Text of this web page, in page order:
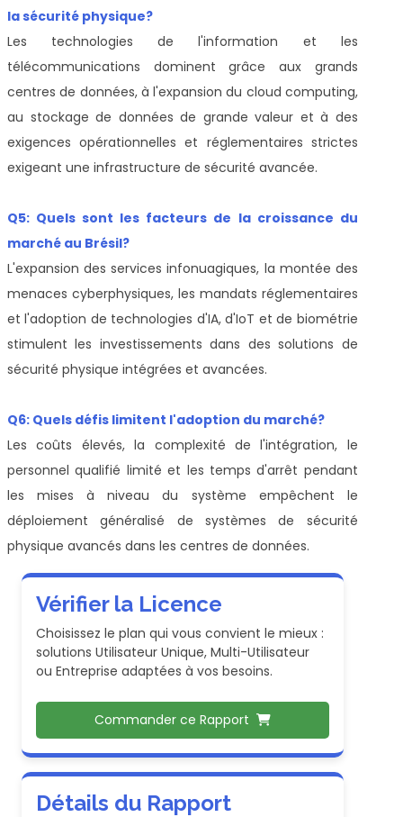
la sécurité physique?
Les technologies de l'information et les
télécommunications dominent grâce aux grands
centres de données, à l'expansion du cloud computing,
au stockage de données de grande valeur et à des
exigences opérationnelles et réglementaires strictes
exigeant une infrastructure de sécurité avancée.
Q5: Quels sont les facteurs de la croissance du
marché au Brésil?
L'expansion des services infonuagiques, la montée des
menaces cyberphysiques, les mandats réglementaires
et l'adoption de technologies d'IA, d'IoT et de biométrie
stimulent les investissements dans des solutions de
sécurité physique intégrées et avancées.
Q6: Quels défis limitent l'adoption du marché?
Les coûts élevés, la complexité de l'intégration, le
personnel qualifié limité et les temps d'arrêt pendant
les mises à niveau du système empêchent le
déploiement généralisé de systèmes de sécurité
physique avancés dans les centres de données.
Vérifier la Licence
Choisissez le plan qui vous convient le mieux :
solutions Utilisateur Unique, Multi-Utilisateur
ou Entreprise adaptées à vos besoins.
Commander ce Rapport
Détails du Rapport